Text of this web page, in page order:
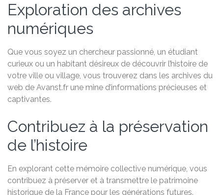
Exploration des archives
numériques
Que vous soyez un chercheur passionné, un étudiant
curieux ou un habitant désireux de découvrir l’histoire de
votre ville ou village, vous trouverez dans les archives du
web de Avanst.fr une mine d’informations précieuses et
captivantes.
Contribuez à la préservation
de l’histoire
En explorant cette mémoire collective numérique, vous
contribuez à préserver et à transmettre le patrimoine
historique de la France pour les générations futures.